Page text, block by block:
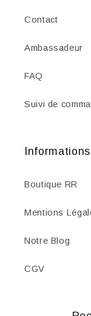
Contact
Ambassadeur
FAQ
Suivi de
Informations
Boutique RR
Mentions
Notre Blog
CGV